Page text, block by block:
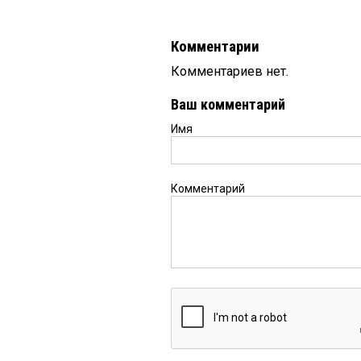
Комментарии
Комментариев нет.
Ваш комментарий
Имя
Комментарий